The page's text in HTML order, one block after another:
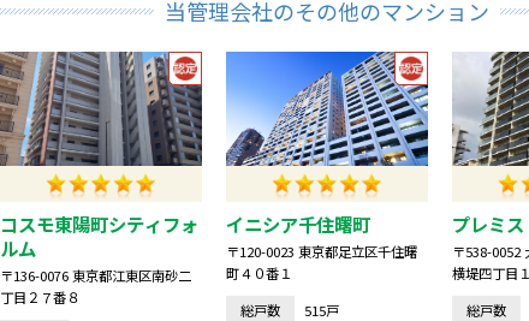
当管理会社のその他のマンション
コスモ東陽町シティフォ
ルム
〒136-0076 東京都江東区南砂二
丁目２７番８
イニシア千住曙町
〒120-0023 東京都足立区千住曙
町４０番１
総戸数
515戸
プレミ
〒538-0052
横堤四丁目
総戸数